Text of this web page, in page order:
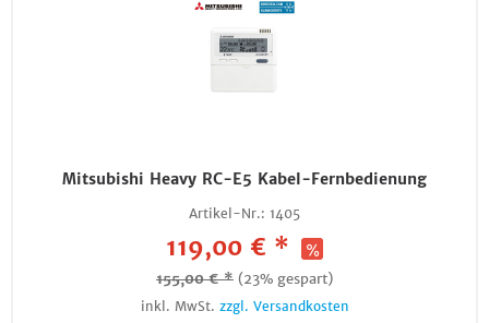
Mitsubishi Heavy RC-E5 Kabel-Fernbedienung
Artikel-Nr.: 1405
119,00 € *
155,00 € * (23% gespart)
inkl. MwSt. zzgl. Versandkosten